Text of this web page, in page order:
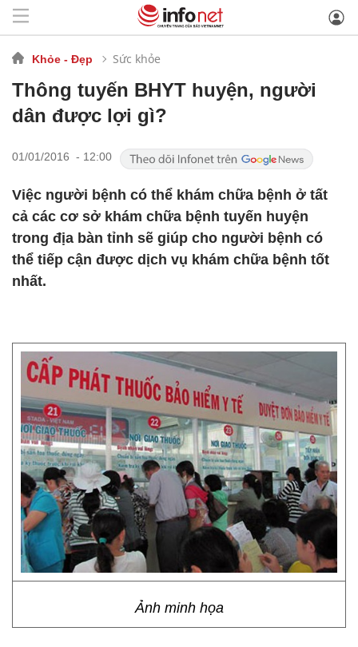
Khỏe - Đẹp Sức khỏe
Thông tuyến BHYT huyện, người
dân được lợi gì?
01/01/2016 - 12:00
Việc người bệnh có thể khám chữa bệnh ở tất
cả các cơ sở khám chữa bệnh tuyến huyện
trong địa bàn tỉnh sẽ giúp cho người bệnh có
thể tiếp cận được dịch vụ khám chữa bệnh tốt
nhất.
Ảnh minh họa